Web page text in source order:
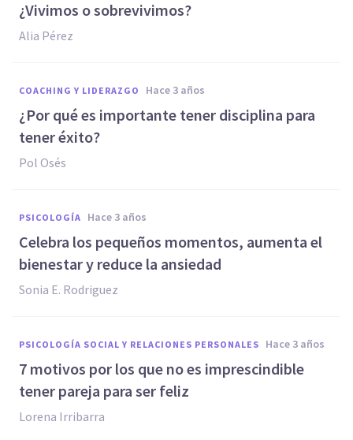
¿Vivimos o sobrevivimos?
Alia Pérez
COACHING Y LIDERAZGO hace 3 años
¿Por qué es importante tener disciplina para
tener éxito?
Pol Osés
PSICOLOGÍA hace 3 años
Celebra los pequeños momentos, aumenta el
bienestar y reduce la ansiedad
Sonia E. Rodriguez
PSICOLOGÍA SOCIAL Y RELACIONES PERSONALES hace 3 años
7 motivos por los que no es imprescindible
tener pareja para ser feliz
Lorena Irribarra